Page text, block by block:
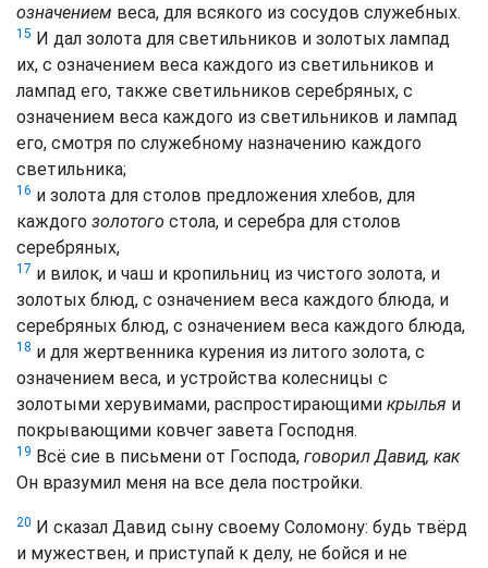
означением веса, для всякого из сосудов служебных.
15 И дал золота для светильников и золотых лампад
их, с означением веса каждого из светильников и
лампад его, также светильников серебряных, с
означением веса каждого из светильников и лампад
его, смотря по служебному назначению каждого
светильника;
16 и золота для столов предложения хлебов, для
каждого золотого стола, и серебра для столов
серебряных,
17 и вилок, и чаш и кропильниц из чистого золота, и
золотых блюд, с означением веса каждого блюда, и
серебряных блюд, с означением веса каждого блюда,
18 и для жертвенника курения из литого золота, с
означением веса, и устройства колесницы с
золотыми херувимами, распростирающими крылья и
покрывающими ковчег завета Господня.
19 Всё сие в письмени от Господа, говорил Давид, как
Он вразумил меня на все дела постройки.
20 И сказал Давид сыну своему Соломону: будь твёрд
и мужествен, и приступай к делу, не бойся и не